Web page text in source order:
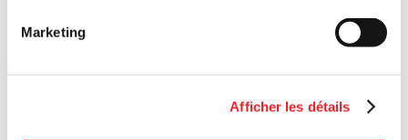
Marketing
Afficher les détails